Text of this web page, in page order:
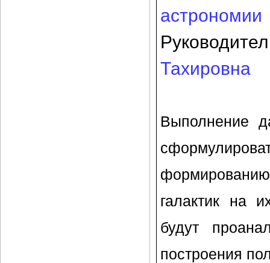
астрономии
Тахировна
Выполнение
галактик на
будут
построения